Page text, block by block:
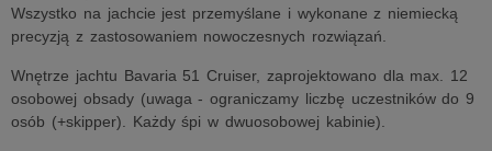
Wszystko na jachcie jest przemyślane i wykonane z niemiecką
precyzją z zastosowaniem nowoczesnych rozwiązań.
Wnętrze jachtu Bavaria 51 Cruiser, zaprojektowano dla max. 12
osobowej obsady (uwaga - ograniczamy liczbę uczestników do 9
osób (+skipper). Każdy śpi w dwuosobowej kabinie).